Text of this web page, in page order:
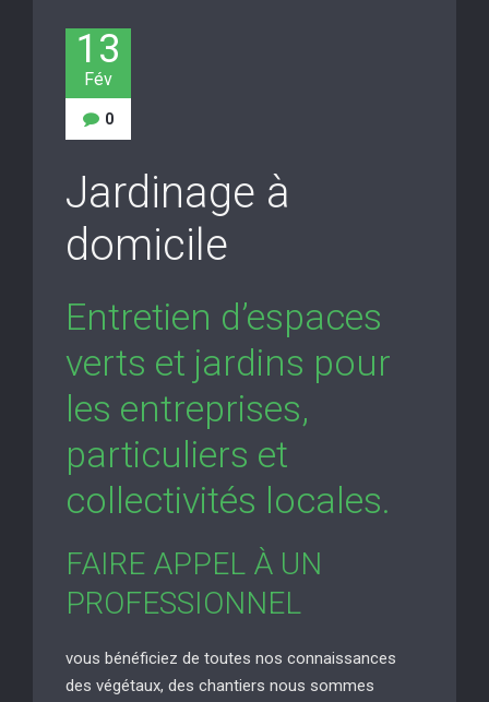
13
Fév
0
Jardinage à
domicile
Entretien d’espaces
verts et jardins pour
les entreprises,
particuliers et
collectivités locales.
FAIRE APPEL À UN
PROFESSIONNEL
vous bénéficiez de toutes nos connaissances
des végétaux, des chantiers nous sommes